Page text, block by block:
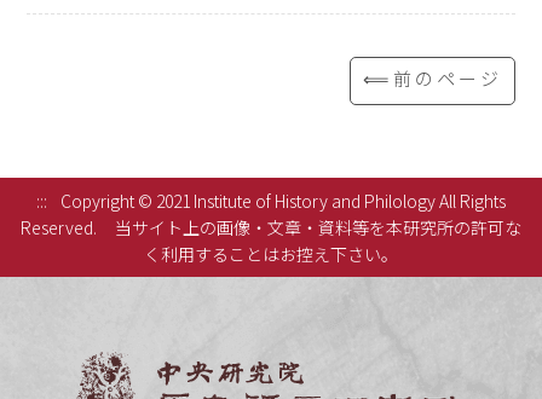
⟸前のページ
:::
Copyright © 2021 Institute of History and Philology All Rights
Reserved.
当サイト上の画像・文章・資料等を本研究所の許可な
く利用することはお控え下さい。